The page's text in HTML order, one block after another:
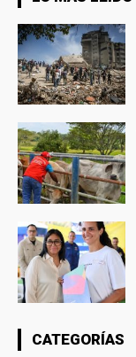
CATEGORÍAS